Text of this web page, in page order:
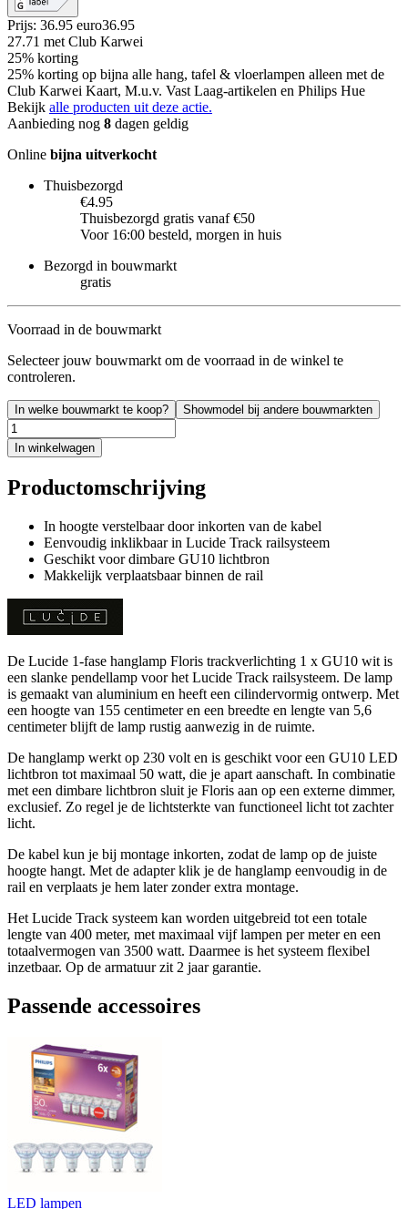
Prijs: 36.95 euro36.95
27.71 met Club Karwei
25% korting
25% korting op bijna alle hang, tafel & vloerlampen alleen met de
Club Karwei Kaart, M.u.v. Vast Laag-artikelen en Philips Hue
Bekijk alle producten uit deze actie.
Aanbieding nog 8 dagen geldig
Online bijna uitverkocht
Thuisbezorgd
€4.95
Thuisbezorgd gratis vanaf €50
Voor 16:00 besteld, morgen in huis
Bezorgd in bouwmarkt
gratis
Voorraad in de bouwmarkt
Selecteer jouw bouwmarkt om de voorraad in de winkel te
controleren.
In welke bouwmarkt te koop? Showmodel bij andere bouwmarkten
In winkelwagen
Productomschrijving
In hoogte verstelbaar door inkorten van de kabel
Eenvoudig inklikbaar in Lucide Track railsysteem
Geschikt voor dimbare GU10 lichtbron
Makkelijk verplaatsbaar binnen de rail
De Lucide 1-fase hanglamp Floris trackverlichting 1 x GU10 wit is
een slanke pendellamp voor het Lucide Track railsysteem. De lamp
is gemaakt van aluminium en heeft een cilindervormig ontwerp. Met
een hoogte van 155 centimeter en een breedte en lengte van 5,6
centimeter blijft de lamp rustig aanwezig in de ruimte.
De hanglamp werkt op 230 volt en is geschikt voor een GU10 LED
lichtbron tot maximaal 50 watt, die je apart aanschaft. In combinatie
met een dimbare lichtbron sluit je Floris aan op een externe dimmer,
exclusief. Zo regel je de lichtsterkte van functioneel licht tot zachter
licht.
De kabel kun je bij montage inkorten, zodat de lamp op de juiste
hoogte hangt. Met de adapter klik je de hanglamp eenvoudig in de
rail en verplaats je hem later zonder extra montage.
Het Lucide Track systeem kan worden uitgebreid tot een totale
lengte van 400 meter, met maximaal vijf lampen per meter en een
totaalvermogen van 3500 watt. Daarmee is het systeem flexibel
inzetbaar. Op de armatuur zit 2 jaar garantie.
Passende accessoires
LED lampen